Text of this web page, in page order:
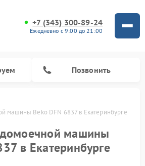
+7 (343) 300-89-24
Ежедневно с 9:00 до 21:00
Позвонить
машины Beko DFN 6837 в Екатеринбурге
машины
в Екатеринбурге